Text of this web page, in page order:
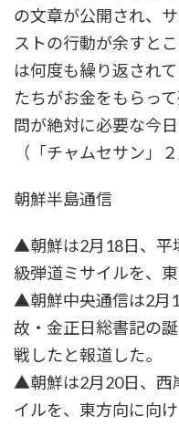
の文章が公開され、
ストの行動が余すと
は何度も繰り返され
たちがお金をもらっ
問が絶対に必要な今日
（「チャムセサン」２
朝鮮半島通信
▲朝鮮は2月18日、平
級弾道ミサイルを、
▲朝鮮中央通信は2月
故・金正日総書記の
戦したと報道した。
▲朝鮮は2月20日、西
イルを、東方向に向け